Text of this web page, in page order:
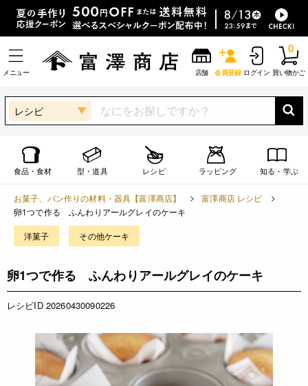
メニュー 店舗 会員登録 ログイン 買い物かご
0
レシピ
食品・食材 型・道具 レシピ ラッピング 知る・学ぶ
お菓子、パン作りの材料・器具【富澤商店】
富澤商店 レシピ
卵1つで作る ふんわりアールグレイのケーキ
洋菓子 その他ケーキ
卵1つで作る ふんわりアールグレイのケーキ
レシピID 20260430090226